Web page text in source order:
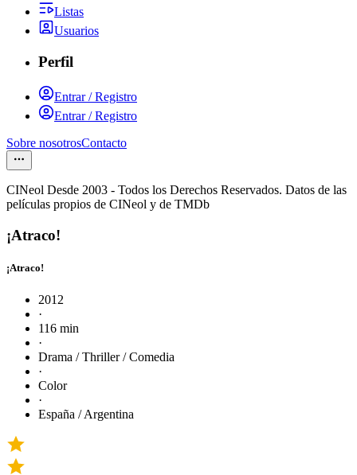
Listas
Usuarios
Perfil
Entrar / Registro
Entrar / Registro
Sobre nosotrosContacto
CINeol Desde 2003 - Todos los Derechos Reservados. Datos de las
películas propios de CINeol y de TMDb
¡Atraco!
¡Atraco!
2012
·
116 min
·
Drama / Thriller / Comedia
·
Color
·
España / Argentina